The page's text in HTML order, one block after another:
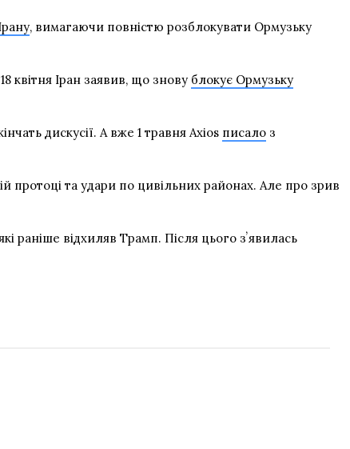
, вимагаючи повністю розблокувати Ормузьку
квітня Іран заявив, що знову блокує Ормузьку
дискусії. А вже 1 травня Axios писало з
та удари по цивільних районах. Але про зрив
раніше відхиляв Трамп. Після цього зʼявилась